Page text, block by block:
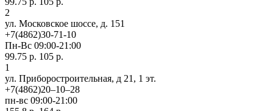
2
ул. Московское шоссе, д. 151
+7(4862)30-71-10
Пн-Вс 09:00-21:00
99.75 р. 105 р.
1
ул. Приборостроительная, д 21, 1 эт.
+7(4862)20‒10‒28
пн-вс 09:00-21:00